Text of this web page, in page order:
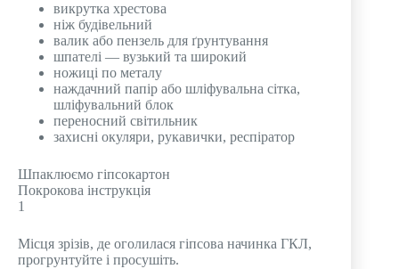
викрутка хрестова
ніж будівельний
валик або пензель для ґрунтування
шпателі — вузький та широкий
ножиці по металу
наждачний папір або шліфувальна сітка,
шліфувальний блок
переносний світильник
захисні окуляри, рукавички, респіратор
Шпаклюємо гіпсокартон
Покрокова інструкція
1
Місця зрізів, де оголилася гіпсова начинка ГКЛ,
прогрунтуйте і просушіть.